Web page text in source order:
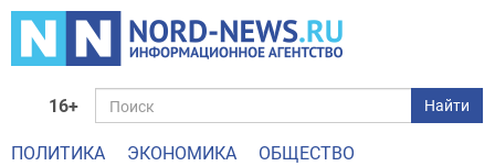
16+ Найти
ПОЛИТИКА ЭКОНОМИКА
ОБЩЕСТВО